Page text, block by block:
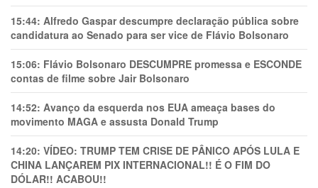
15:44: Alfredo Gaspar descumpre declaração pública sobre
candidatura ao Senado para ser vice de Flávio Bolsonaro
15:06: Flávio Bolsonaro DESCUMPRE promessa e ESCONDE
contas de filme sobre Jair Bolsonaro
14:52: Avanço da esquerda nos EUA ameaça bases do
movimento MAGA e assusta Donald Trump
14:20: VÍDEO: TRUMP TEM CRlSE DE PÂNlCO APÓS LULA E
CHINA LANÇAREM PIX INTERNACIONAL!! É O FIM DO
DÓLAR!! ACABOU!!